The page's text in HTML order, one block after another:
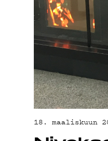
18. maaliskuun